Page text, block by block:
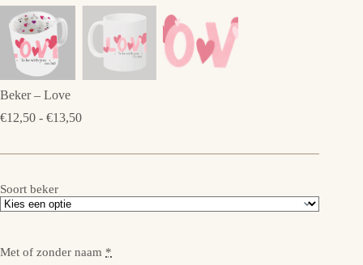
Beker – Love
€12,50 - €13,50Prijsklasse:
Soort beker
Met of zonder naam *